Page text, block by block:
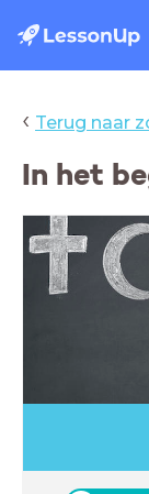
‹ Terug naar
In het